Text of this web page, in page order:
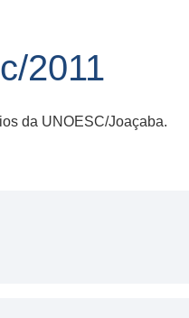
2011
da UNOESC/Joaçaba.